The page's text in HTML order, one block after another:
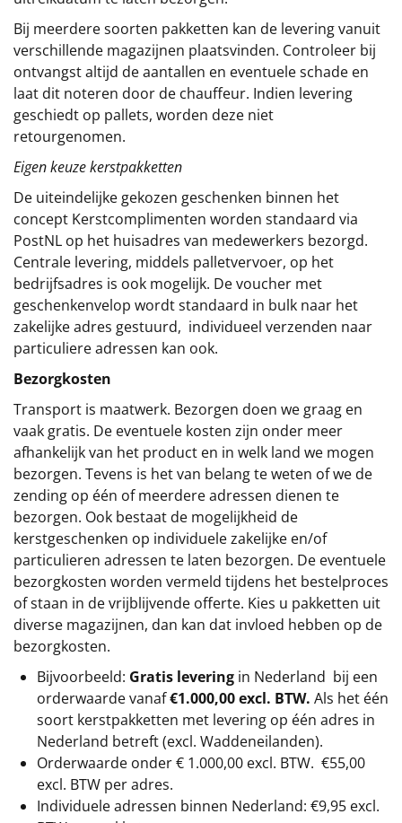
Bij meerdere soorten pakketten kan de levering vanuit
verschillende magazijnen plaatsvinden. Controleer bij
ontvangst altijd de aantallen en eventuele schade en
laat dit noteren door de chauffeur. Indien levering
geschiedt op pallets, worden deze niet
retourgenomen.
Eigen keuze kerstpakketten
De uiteindelijke gekozen geschenken binnen het
concept Kerstcomplimenten worden standaard via
PostNL op het huisadres van medewerkers bezorgd.
Centrale levering, middels palletvervoer, op het
bedrijfsadres is ook mogelijk. De voucher met
geschenkenvelop wordt standaard in bulk naar het
zakelijke adres gestuurd, individueel verzenden naar
particuliere adressen kan ook.
Bezorgkosten
Transport is maatwerk. Bezorgen doen we graag en
vaak gratis. De eventuele kosten zijn onder meer
afhankelijk van het product en in welk land we mogen
bezorgen. Tevens is het van belang te weten of we de
zending op één of meerdere adressen dienen te
bezorgen. Ook bestaat de mogelijkheid de
kerstgeschenken op individuele zakelijke en/of
particulieren adressen te laten bezorgen. De eventuele
bezorgkosten worden vermeld tijdens het bestelproces
of staan in de vrijblijvende offerte. Kies u pakketten uit
diverse magazijnen, dan kan dat invloed hebben op de
bezorgkosten.
Bijvoorbeeld: Gratis levering in Nederland bij een
orderwaarde vanaf€1.000,00 excl. BTW. Als het één
soort kerstpakketten met levering op één adres in
Nederland betreft (excl. Waddeneilanden).
Orderwaarde onder € 1.000,00 excl. BTW. €55,00
excl. BTW per adres.
Individuele adressen binnen Nederland: €9,95 excl.